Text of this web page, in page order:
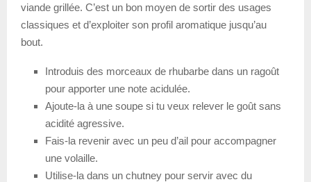
viande grillée. C’est un bon moyen de sortir des usages
classiques et d’exploiter son profil aromatique jusqu’au
bout.
Introduis des morceaux de rhubarbe dans un ragoût
pour apporter une note acidulée.
Ajoute-la à une soupe si tu veux relever le goût sans
acidité agressive.
Fais-la revenir avec un peu d’ail pour accompagner
une volaille.
Utilise-la dans un chutney pour servir avec du